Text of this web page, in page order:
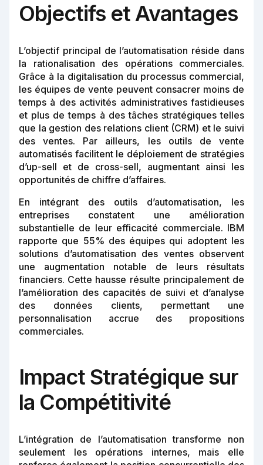
Objectifs et Avantages
L’objectif principal de l’automatisation réside dans
la rationalisation des opérations commerciales.
Grâce à la digitalisation du processus commercial,
les équipes de vente peuvent consacrer moins de
temps à des activités administratives fastidieuses
et plus de temps à des tâches stratégiques telles
que la gestion des relations client (CRM) et le suivi
des ventes. Par ailleurs, les outils de vente
automatisés facilitent le déploiement de stratégies
d’up-sell et de cross-sell, augmentant ainsi les
opportunités de chiffre d’affaires.
En intégrant des outils d’automatisation, les
entreprises constatent une amélioration
substantielle de leur efficacité commerciale. IBM
rapporte que 55% des équipes qui adoptent les
solutions d’automatisation des ventes observent
une augmentation notable de leurs résultats
financiers. Cette hausse résulte principalement de
l’amélioration des capacités de suivi et d’analyse
des données clients, permettant une
personnalisation accrue des propositions
commerciales.
Impact Stratégique sur
la Compétitivité
L’intégration de l’automatisation transforme non
seulement les opérations internes, mais elle